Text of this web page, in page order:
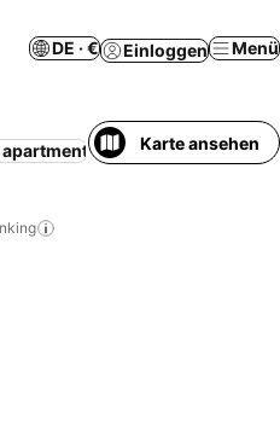
DE · € Einloggen Menü
Campingplatz
Karte ansehen